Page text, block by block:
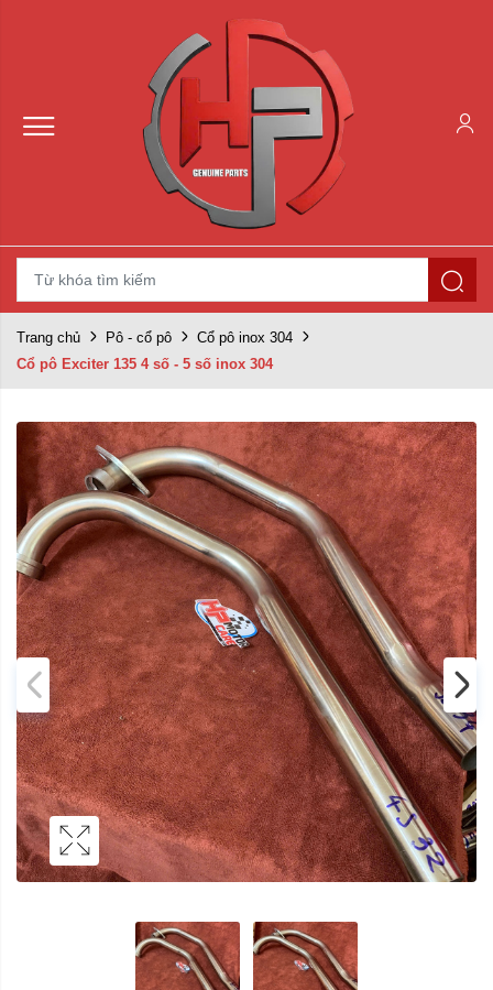
Trang chủ Pô - cổ pô
Cổ pô inox 304
Cổ pô Exciter 135 4 số - 5 số inox 304